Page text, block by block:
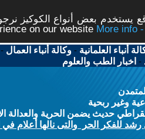
يستخدم بعض أنواع الكوكيز
on our website
أنباء العلمانية -وكالة أنباء العمال
- اخبار الطب والعلوم
وغير ربحية
حديث يضمن الحرية والعدالة
للفكر الحر والتى نالها أعلام في